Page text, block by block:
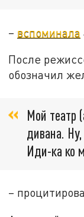
– вспоминала
После
обозначил
Мой театр
дивана.
Иди-ка ко
–